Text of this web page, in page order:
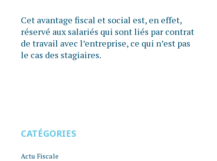
Cet avantage fiscal et social est, en effet,
réservé aux salariés qui sont liés par contrat
de travail avec l’entreprise, ce qui n’est pas
le cas des stagiaires.
CATÉGORIES
Actu Fiscale